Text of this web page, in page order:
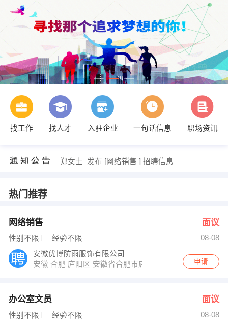
找工作 找人才 入驻企业 一句话信息 职场资讯
岳茸 发布 [厂长助理 ] 招聘信息
【沈阳兴兴承辉物流有限公司】 强势入驻
【当涂县行乐知旅游服务有限公司】 强势入驻
【安徽星诺化工有限公司 】 强势入驻
郑女士 发布 [网络销售 ] 招聘信息
热门推荐
网络销售 面议
性别不限 经验不限
08-08
安徽优博防雨服饰有限公司
安徽 合肥 庐阳区 安徽省合肥市庐阳区濉溪路168号新天
申请
办公室文员 面议
性别不限 经验不限
08-08